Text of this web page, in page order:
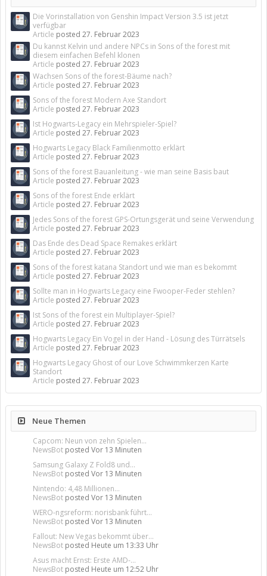
Die Vorinstallation von Genshin Impact Version 3.5 ist jetzt
verfügbar
Article posted 27. Februar 2023
Du kannst Kelvin und andere NPCs in Sons of the forest mit
diesem einfachen Befehl klonen
Article posted 27. Februar 2023
Wachsen Sons of the forest-Bäume nach?
Article posted 27. Februar 2023
Sons of the forest Modern Axe Standort
Article posted 27. Februar 2023
Ist Hogwarts-Legacy ein Mehrspieler-Spiel?
Article posted 27. Februar 2023
Hogwarts Legacy Black Familienmotto erklärt
Article posted 27. Februar 2023
Sons of the forest Bauanleitung - wie man seine Basis baut
Article posted 27. Februar 2023
Sons of the forest Ende erklärt
Article posted 27. Februar 2023
Jedes Sons of the forest GPS-Ortungsgerät und seine Verwendung
Article posted 27. Februar 2023
Das Ende des Dead Space Remakes erklärt
Article posted 27. Februar 2023
Sons of the forest katana Standort und wie man es bekommt
Article posted 27. Februar 2023
Sollte man in Hogwarts Legacy eine Fwooper-Feder stehlen?
Article posted 27. Februar 2023
Ist Sons of the forest ein Multiplayer-Spiel?
Article posted 27. Februar 2023
Hogwarts Legacy Ein Vogel in der Hand - Lösung des Türrätsels
Article posted 27. Februar 2023
Hogwarts Legacy Ghost of our Love Schwimmkerzen Karte
Standort
Article posted 27. Februar 2023
Neue Themen
Capcom: Neun von zehn Spielen...
NewsBot posted Vor 13 Minuten
Samsung Galaxy Z Fold8 und...
NewsBot posted Vor 13 Minuten
Nintendo: 4,48 Millionen...
NewsBot posted Vor 13 Minuten
WERO-ngsreform: norisbank führt...
NewsBot posted Vor 13 Minuten
Fallout: New Vegas bekommt über...
NewsBot posted Heute um 13:33 Uhr
Asus macht Ernst: Erste AMD-...
NewsBot posted Heute um 12:52 Uhr